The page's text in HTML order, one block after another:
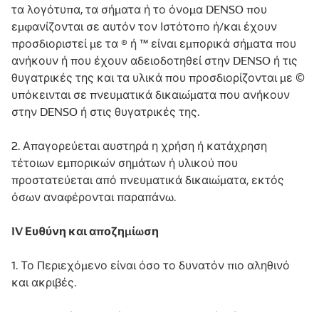
τα λογότυπα, τα σήματα ή το όνομα DENSO που
εμφανίζονται σε αυτόν τον Ιστότοπο ή/και έχουν
προσδιοριστεί με τα ® ή ™ είναι εμπορικά σήματα που
ανήκουν ή που έχουν αδειοδοτηθεί στην DENSO ή τις
θυγατρικές της και τα υλικά που προσδιορίζονται με ©
υπόκεινται σε πνευματικά δικαιώματα που ανήκουν
στην DENSO ή στις θυγατρικές της.
2. Απαγορεύεται αυστηρά η χρήση ή κατάχρηση
τέτοιων εμπορικών σημάτων ή υλικού που
προστατεύεται από πνευματικά δικαιώματα, εκτός
όσων αναφέρονται παραπάνω.
IV Ευθύνη και αποζημίωση
1. Το Περιεχόμενο είναι όσο το δυνατόν πιο αληθινό
και ακριβές.